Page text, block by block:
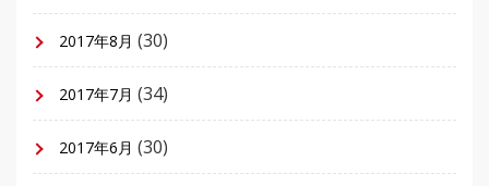
2017年8月 (30)
2017年7月 (34)
2017年6月 (30)